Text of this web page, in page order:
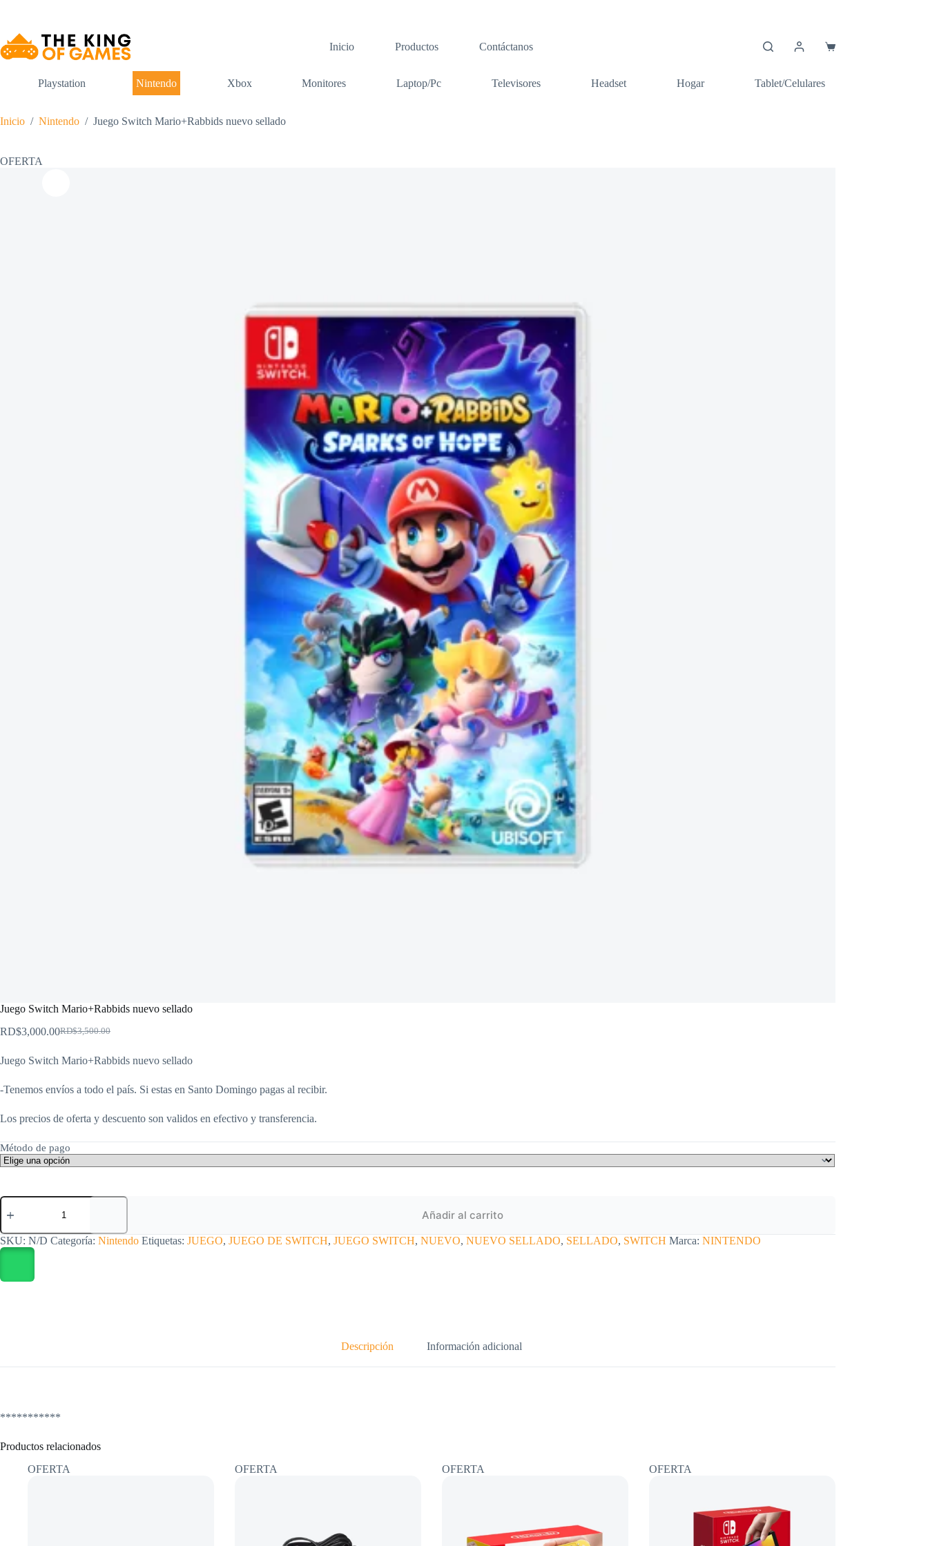
Inicio
Productos Contáctanos
Carro
Playstation Nintendo Xbox Monitores Laptop/Pc Televisores Headset Hogar Tablet/Celulares
Inicio / Nintendo / Juego Switch Mario+Rabbids nuevo sellado
OFERTA
Juego Switch Mario+Rabbids nuevo sellado
RD$3,500.00
El
original
RD$3,500.00.
RD$3,000.00El
actual
RD$3,000.00.
Juego Switch Mario+Rabbids nuevo sellado
-Tenemos envíos a todo el país. Si estas en Santo Domingo pagas al recibir.
Los precios de oferta y descuento son validos en efectivo y transferencia.
Método de pago
Juego
Switch
nuevo
sellado
Añadir al carrito
SKU: N/D Categoría: Nintendo Etiquetas: JUEGO, JUEGO DE SWITCH, JUEGO SWITCH, NUEVO, NUEVO SELLADO, SELLADO, SWITCH Marca: NINTENDO
Descripción Información adicional
***********
Productos relacionados
OFERTA
OFERTA OFERTA OFERTA